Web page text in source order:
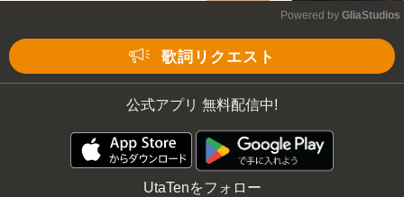
Powered by GliaStudios
歌詞リクエスト
公式アプリ 無料配信中!
UtaTenをフォロー